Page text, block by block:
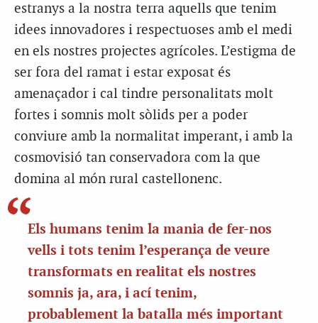
estranys a la nostra terra aquells que tenim
idees innovadores i respectuoses amb el medi
en els nostres projectes agrícoles. L’estigma de
ser fora del ramat i estar exposat és
amenaçador i cal tindre personalitats molt
fortes i somnis molt sòlids per a poder
conviure amb la normalitat imperant, i amb la
cosmovisió tan conservadora com la que
domina al món rural castellonenc.
Els humans tenim la mania de fer-nos
vells i tots tenim l’esperança de veure
transformats en realitat els nostres
somnis ja, ara, i ací tenim,
probablement la batalla més important